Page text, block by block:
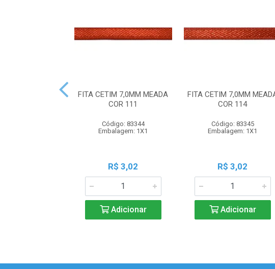
FITA CETIM 7,0MM MEADA
COR 111
Código: 83344
Embalagem: 1X1
R$ 3,02
Adicionar
FITA CETIM 7,0MM
COR 114
Código: 83345
Embalagem: 1X1
R$ 3,02
Adicionar